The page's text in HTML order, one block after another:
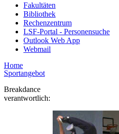
Fakultäten
Bibliothek
Rechenzentrum
LSF-Portal - Personensuche
Outlook Web App
Webmail
Home
Sportangebot
Breakdance
verantwortlich: